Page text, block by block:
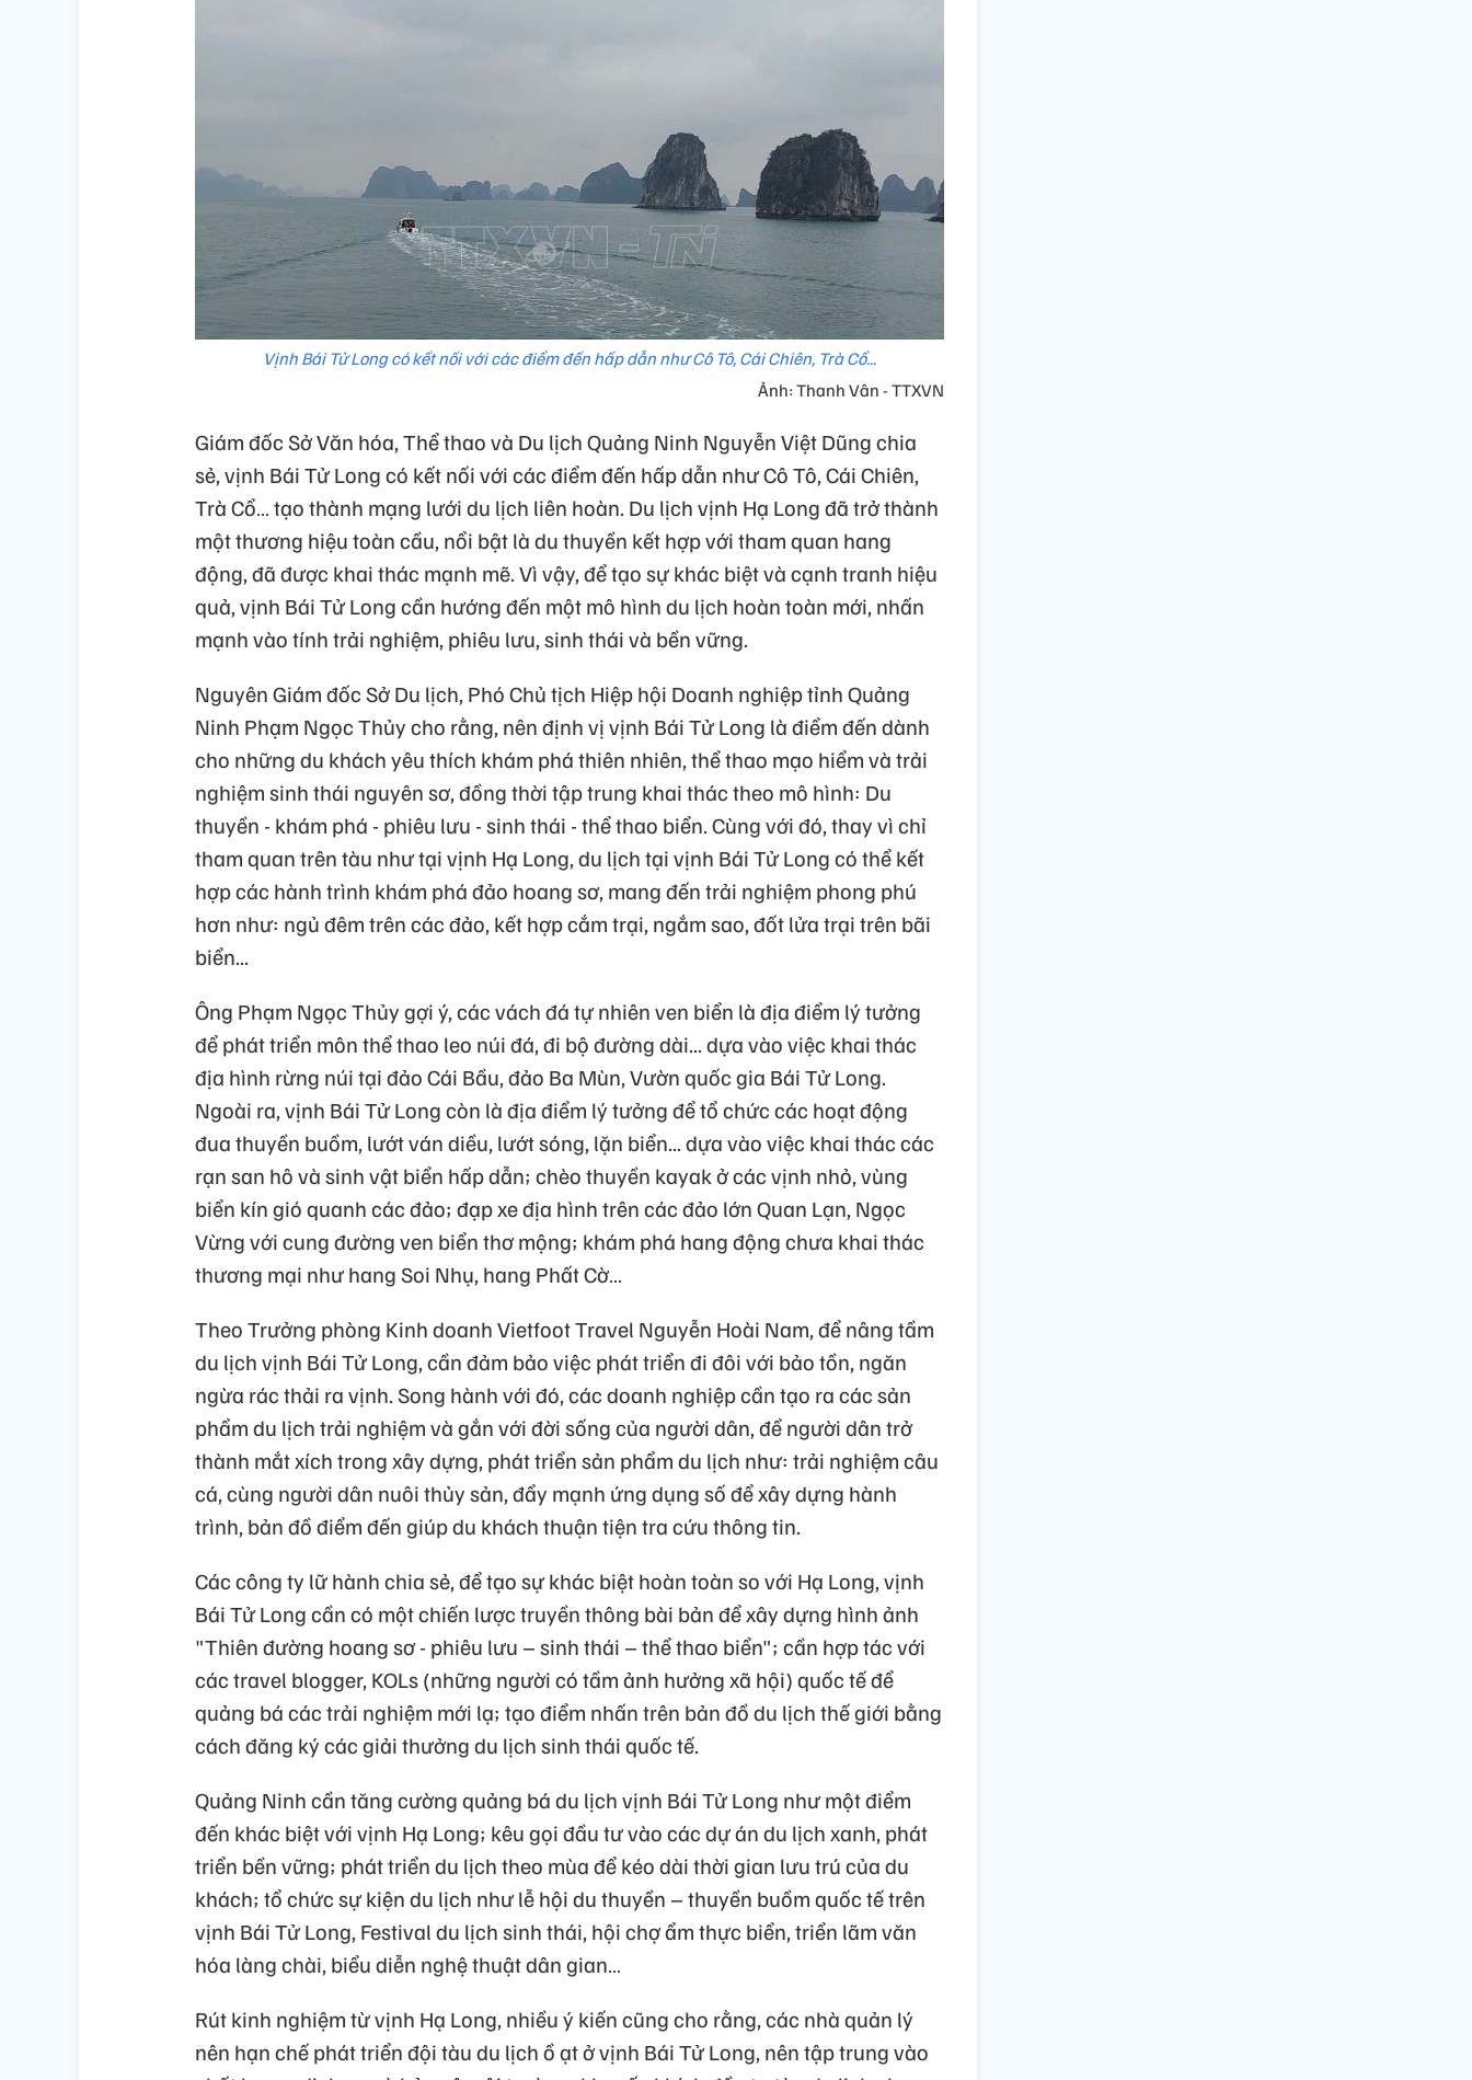
Vịnh Bái Tử Long có kết nối với các điểm đến hấp dẫn như Cô Tô, Cái Chiên, Trà Cổ...
Ảnh: Thanh Vân - TTXVN
Giám đốc Sở Văn hóa, Thể thao và Du lịch Quảng Ninh Nguyễn Việt Dũng chia
sẻ, vịnh Bái Tử Long có kết nối với các điểm đến hấp dẫn như Cô Tô, Cái Chiên,
Trà Cổ… tạo thành mạng lưới du lịch liên hoàn. Du lịch vịnh Hạ Long đã trở thành
một thương hiệu toàn cầu, nổi bật là du thuyền kết hợp với tham quan hang
động, đã được khai thác mạnh mẽ. Vì vậy, để tạo sự khác biệt và cạnh tranh hiệu
quả, vịnh Bái Tử Long cần hướng đến một mô hình du lịch hoàn toàn mới, nhấn
mạnh vào tính trải nghiệm, phiêu lưu, sinh thái và bền vững.
Nguyên Giám đốc Sở Du lịch, Phó Chủ tịch Hiệp hội Doanh nghiệp tỉnh Quảng
Ninh Phạm Ngọc Thủy cho rằng, nên định vị vịnh Bái Tử Long là điểm đến dành
cho những du khách yêu thích khám phá thiên nhiên, thể thao mạo hiểm và trải
nghiệm sinh thái nguyên sơ, đồng thời tập trung khai thác theo mô hình: Du
thuyền - khám phá - phiêu lưu - sinh thái - thể thao biển. Cùng với đó, thay vì chỉ
tham quan trên tàu như tại vịnh Hạ Long, du lịch tại vịnh Bái Tử Long có thể kết
hợp các hành trình khám phá đảo hoang sơ, mang đến trải nghiệm phong phú
hơn như: ngủ đêm trên các đảo, kết hợp cắm trại, ngắm sao, đốt lửa trại trên bãi
biển...
Ông Phạm Ngọc Thủy gợi ý, các vách đá tự nhiên ven biển là địa điểm lý tưởng
để phát triển môn thể thao leo núi đá, đi bộ đường dài... dựa vào việc khai thác
địa hình rừng núi tại đảo Cái Bầu, đảo Ba Mùn, Vườn quốc gia Bái Tử Long.
Ngoài ra, vịnh Bái Tử Long còn là địa điểm lý tưởng để tổ chức các hoạt động
đua thuyền buồm, lướt ván diều, lướt sóng, lặn biển... dựa vào việc khai thác các
rạn san hô và sinh vật biển hấp dẫn; chèo thuyền kayak ở các vịnh nhỏ, vùng
biển kín gió quanh các đảo; đạp xe địa hình trên các đảo lớn Quan Lạn, Ngọc
Vừng với cung đường ven biển thơ mộng; khám phá hang động chưa khai thác
thương mại như hang Soi Nhụ, hang Phất Cờ…
Theo Trưởng phòng Kinh doanh Vietfoot Travel Nguyễn Hoài Nam, để nâng tầm
du lịch vịnh Bái Tử Long, cần đảm bảo việc phát triển đi đôi với bảo tồn, ngăn
ngừa rác thải ra vịnh. Song hành với đó, các doanh nghiệp cần tạo ra các sản
phẩm du lịch trải nghiệm và gắn với đời sống của người dân, để người dân trở
thành mắt xích trong xây dựng, phát triển sản phẩm du lịch như: trải nghiệm câu
cá, cùng người dân nuôi thủy sản, đẩy mạnh ứng dụng số để xây dựng hành
trình, bản đồ điểm đến giúp du khách thuận tiện tra cứu thông tin.
Các công ty lữ hành chia sẻ, để tạo sự khác biệt hoàn toàn so với Hạ Long, vịnh
Bái Tử Long cần có một chiến lược truyền thông bài bản để xây dựng hình ảnh
"Thiên đường hoang sơ - phiêu lưu – sinh thái – thể thao biển"; cần hợp tác với
các travel blogger, KOLs (những người có tầm ảnh hưởng xã hội) quốc tế để
quảng bá các trải nghiệm mới lạ; tạo điểm nhấn trên bản đồ du lịch thế giới bằng
cách đăng ký các giải thưởng du lịch sinh thái quốc tế.
Quảng Ninh cần tăng cường quảng bá du lịch vịnh Bái Tử Long như một điểm
đến khác biệt với vịnh Hạ Long; kêu gọi đầu tư vào các dự án du lịch xanh, phát
triển bền vững; phát triển du lịch theo mùa để kéo dài thời gian lưu trú của du
khách; tổ chức sự kiện du lịch như lễ hội du thuyền – thuyền buồm quốc tế trên
vịnh Bái Tử Long, Festival du lịch sinh thái, hội chợ ẩm thực biển, triển lãm văn
hóa làng chài, biểu diễn nghệ thuật dân gian…
Rút kinh nghiệm từ vịnh Hạ Long, nhiều ý kiến cũng cho rằng, các nhà quản lý
nên hạn chế phát triển đội tàu du lịch ồ ạt ở vịnh Bái Tử Long, nên tập trung vào